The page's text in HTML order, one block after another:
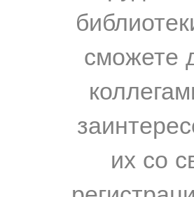
сможете
их со